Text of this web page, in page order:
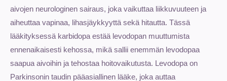
aivojen neurologinen sairaus, joka vaikuttaa liikkuvuuteen ja
aiheuttaa vapinaa, lihasjäykkyyttä sekä hitautta. Tässä
lääkityksessä karbidopa estää levodopan muuttumista
ennenaikaisesti kehossa, mikä sallii enemmän levodopaa
saapua aivoihin ja tehostaa hoitovaikutusta. Levodopa on
Parkinsonin taudin pääasiallinen lääke, joka auttaa